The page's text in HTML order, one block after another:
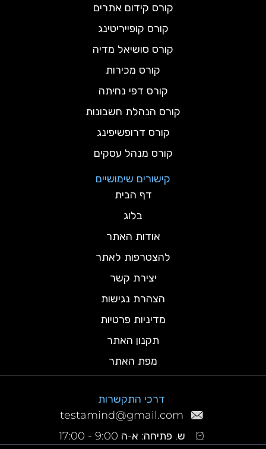
קורס קידום אתרים
קורס קופייריטינג
קורס סושיאל מדיה
קורס מכירות
קורס דפי נחיתה
קורס הנהלת חשבונות
קורס דרופשיפינג
קורס מנהל עסקים
קישורים שימושיים
דף הבית
בלוג
אודות האתר
להצטרפות לאתר
יצירת קשר
הצהרת נגישות
מדיניות פרטיות
תקנון האתר
מפת האתר
דרכי התקשרות
testamind@gmail.com
ש. פתיחה: א-ה 9:00 - 17:00